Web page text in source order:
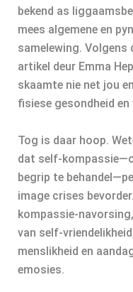
bekend as
mees algemene en
samelewing. Volgens
artikel deur Emma
skaamte nie net jou
fisiese gesondheid
Tog is daar hoop.
dat self-
begrip te
image crises
kompassie-
van self-
menslikheid en
emosies.